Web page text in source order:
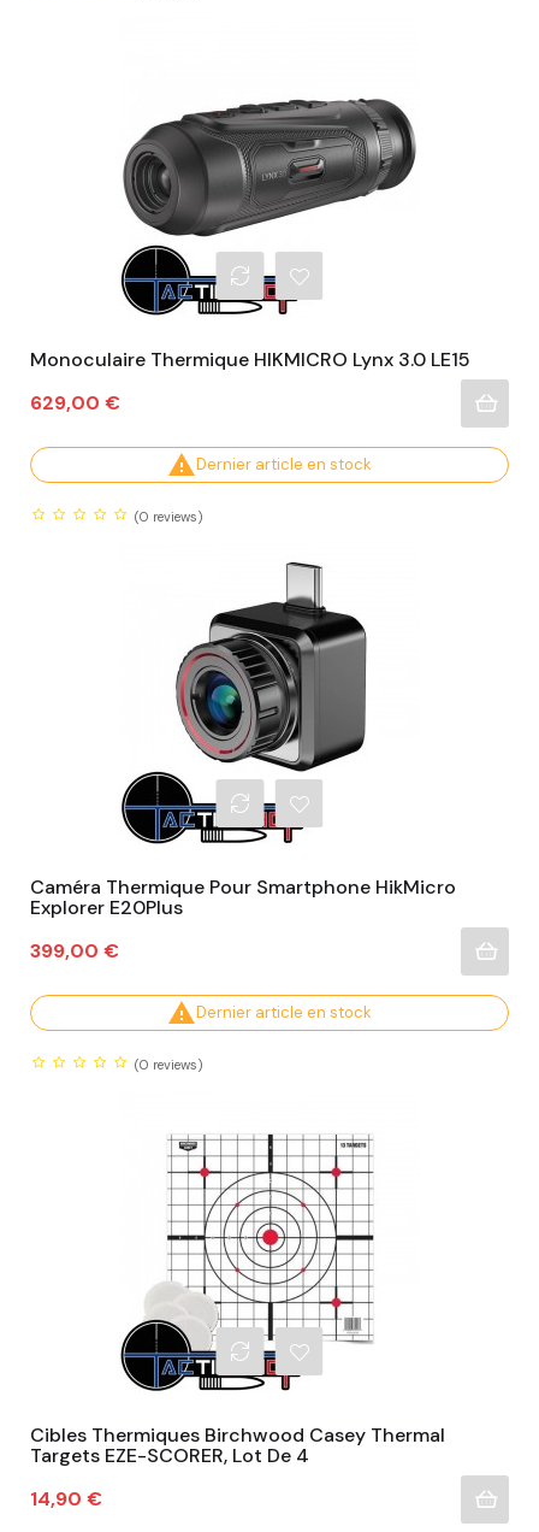
Monoculaire Thermique HIKMICRO Lynx 3.0 LE15
Prix
629,00 €
Dernier article en stock
(0 reviews)
Caméra Thermique Pour Smartphone HikMicro
Explorer E20Plus
Prix
399,00 €
Dernier article en stock
(0 reviews)
Cibles Thermiques Birchwood Casey Thermal
Targets EZE-SCORER, Lot De 4
Prix
14,90 €